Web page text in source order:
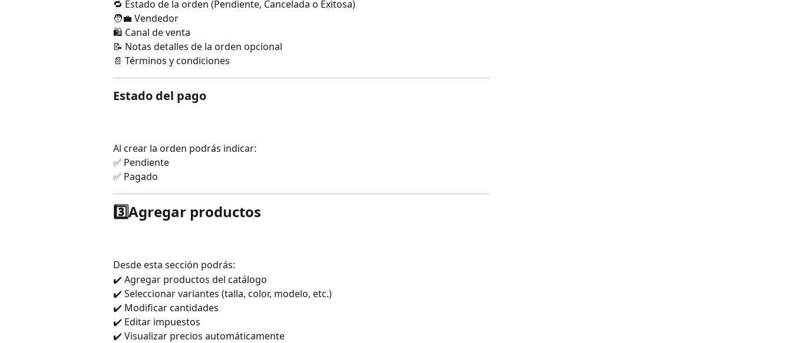
🔁 Estado de la orden (Pendiente, Cancelada o Exitosa)
🧑‍💼 Vendedor
🛍️ Canal de venta
📝 Notas detalles de la orden opcional
📄 Términos y condiciones
Estado del pago
Al crear la orden podrás indicar:
✅ Pendiente
✅ Pagado
3️⃣Agregar productos
Desde esta sección podrás:
✔️ Agregar productos del catálogo
✔️ Seleccionar variantes (talla, color, modelo, etc.)
✔️ Modificar cantidades
✔️ Editar impuestos
✔️ Visualizar precios automáticamente